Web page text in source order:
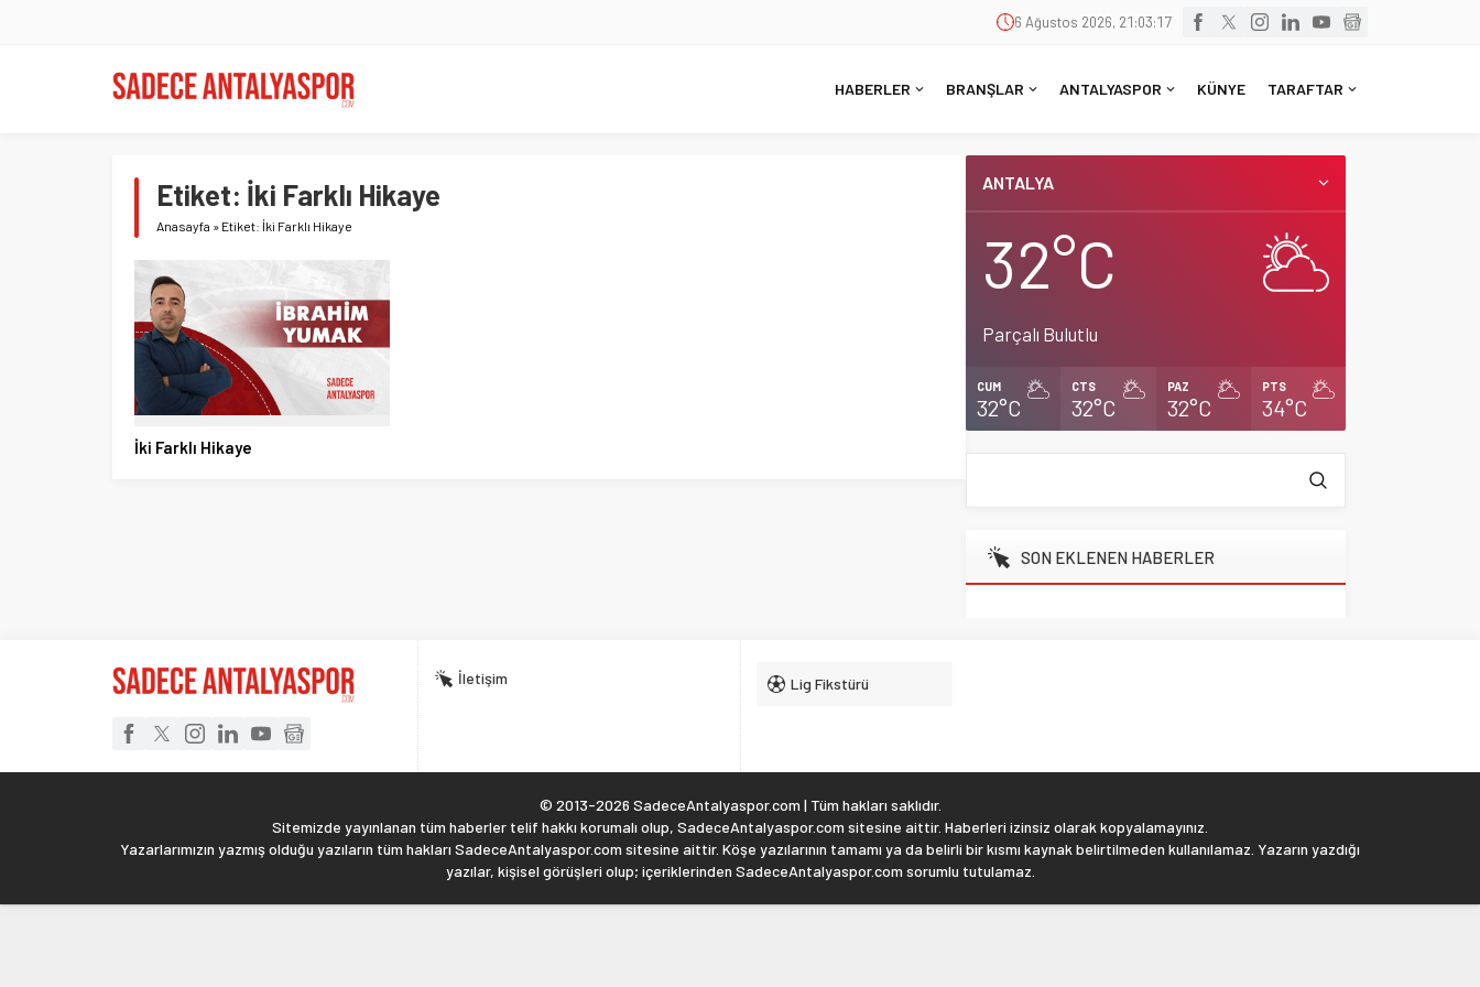
6 Ağustos 2026, 21:03:18
HABERLER BRANŞLAR ANTALYASPOR KÜNYE TARAFTAR
Etiket: İki Farklı Hikaye
Anasayfa » Etiket: İki Farklı Hikaye
İki Farklı Hikaye
ANTALYA
32°C
Parçalı Bulutlu
CUM
32°C
CTS
32°C
PAZ
32°C
PTS
34°C
SON EKLENEN HABERLER
İletişim Lig Fikstürü
© 2013-2026 SadeceAntalyaspor.com | Tüm hakları saklıdır.
Sitemizde yayınlanan tüm haberler telif hakkı korumalı olup, SadeceAntalyaspor.com sitesine aittir. Haberleri izinsiz olarak kopyalamayınız.
Yazarlarımızın yazmış olduğu yazıların tüm hakları SadeceAntalyaspor.com sitesine aittir. Köşe yazılarının tamamı ya da belirli bir kısmı kaynak belirtilmeden kullanılamaz. Yazarın yazdığı
yazılar, kişisel görüşleri olup; içeriklerinden SadeceAntalyaspor.com sorumlu tutulamaz.